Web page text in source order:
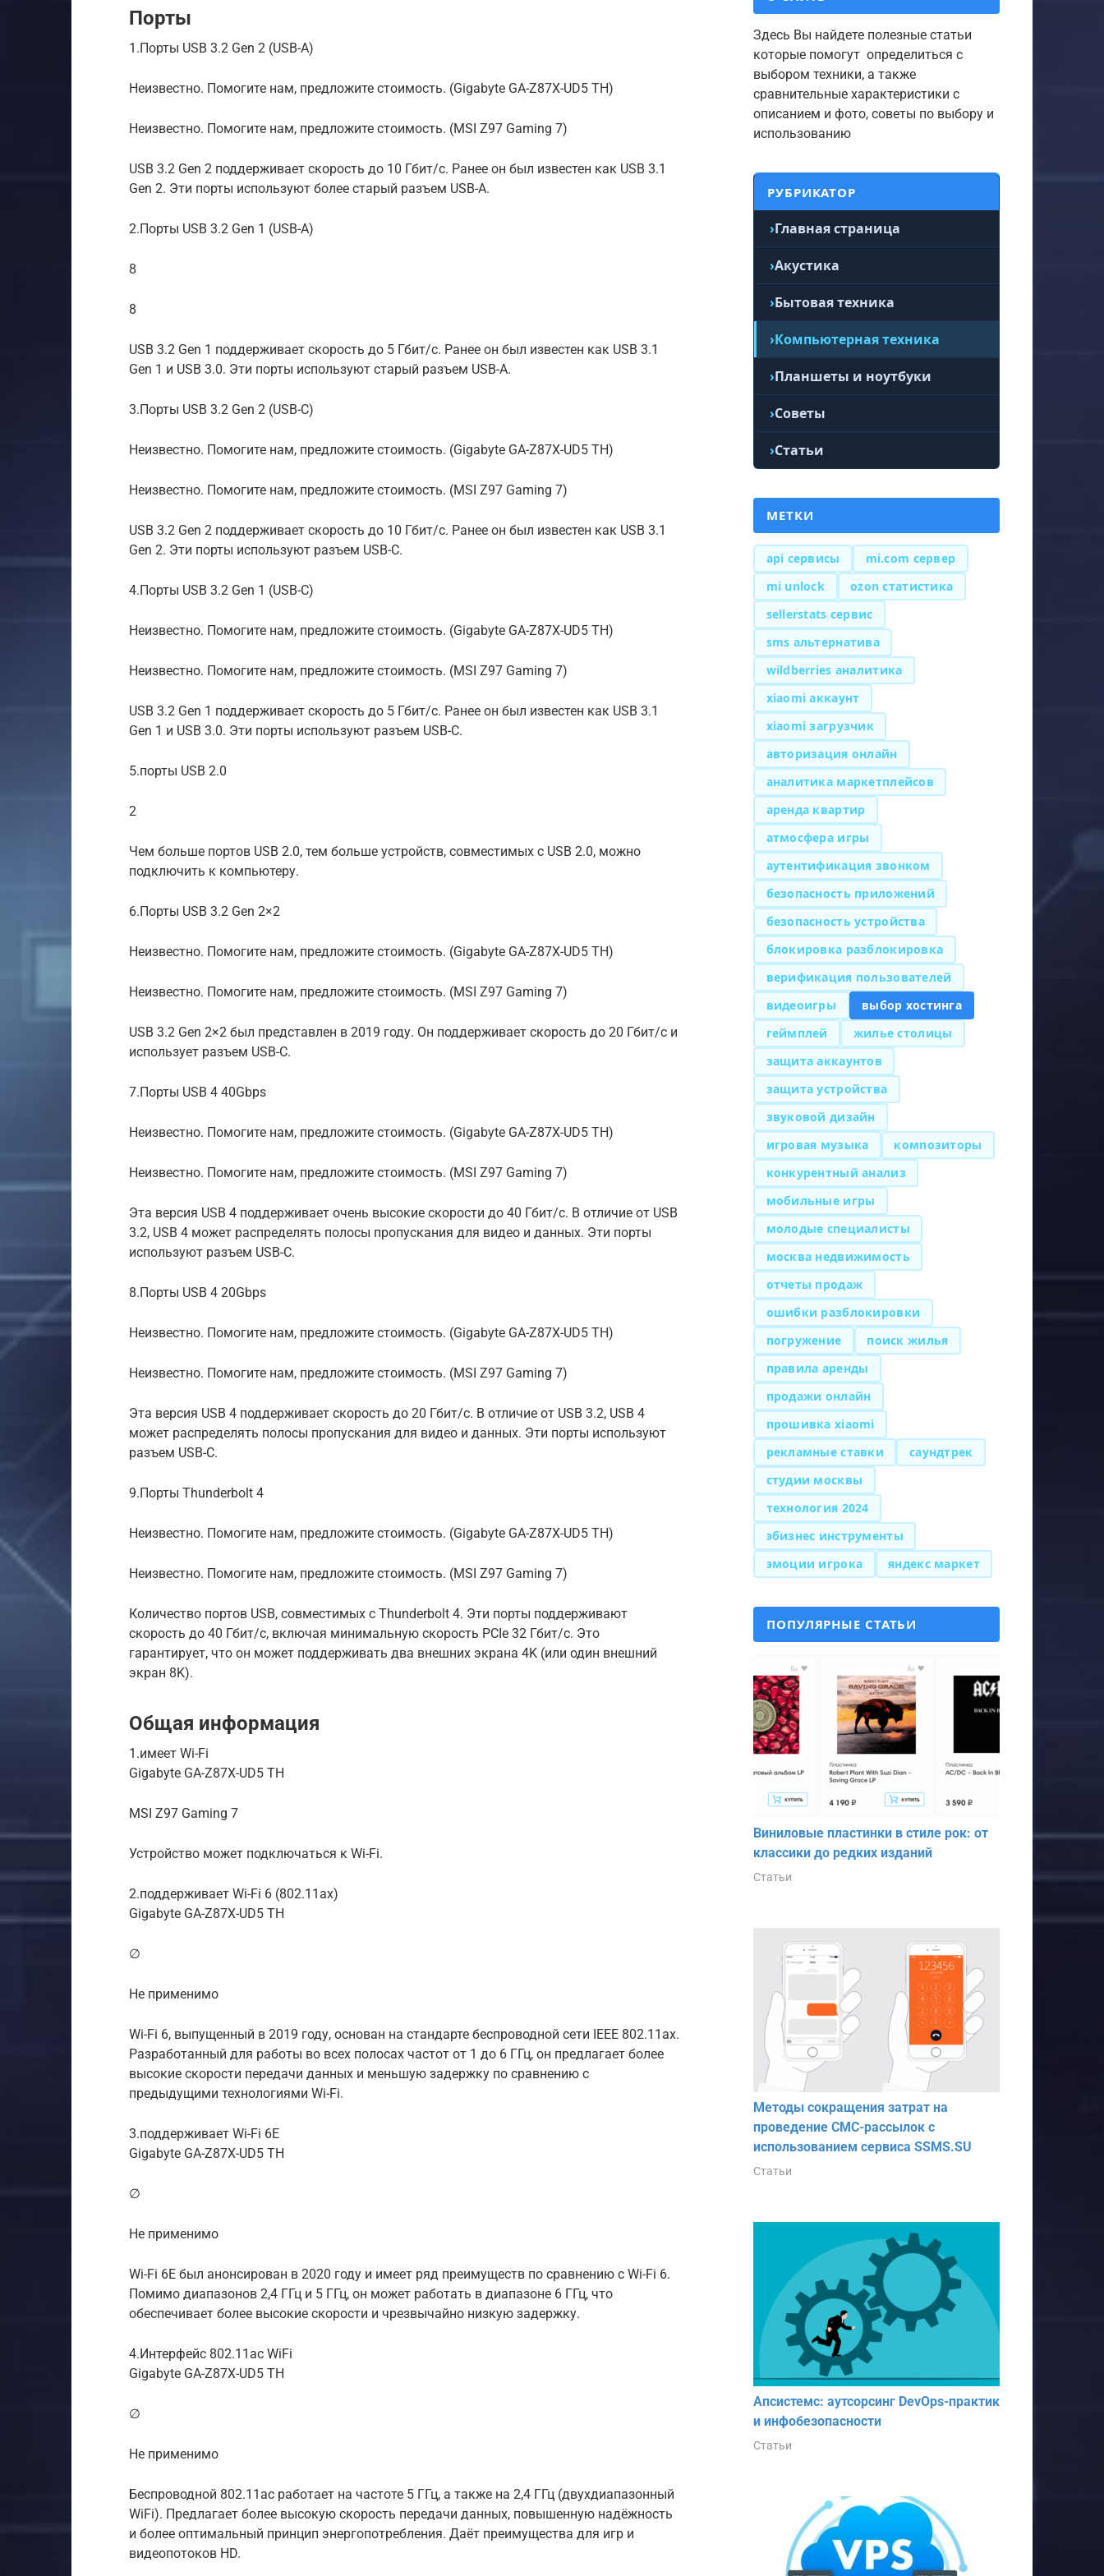
Порты
1.Порты USB 3.2 Gen 2 (USB-A)
Неизвестно. Помогите нам, предложите стоимость. (Gigabyte GA-Z87X-UD5 TH)
Неизвестно. Помогите нам, предложите стоимость. (MSI Z97 Gaming 7)
USB 3.2 Gen 2 поддерживает скорость до 10 Гбит/с. Ранее он был известен как USB 3.1
Gen 2. Эти порты используют более старый разъем USB-A.
2.Порты USB 3.2 Gen 1 (USB-A)
8
8
USB 3.2 Gen 1 поддерживает скорость до 5 Гбит/с. Ранее он был известен как USB 3.1
Gen 1 и USB 3.0. Эти порты используют старый разъем USB-A.
3.Порты USB 3.2 Gen 2 (USB-C)
Неизвестно. Помогите нам, предложите стоимость. (Gigabyte GA-Z87X-UD5 TH)
Неизвестно. Помогите нам, предложите стоимость. (MSI Z97 Gaming 7)
USB 3.2 Gen 2 поддерживает скорость до 10 Гбит/с. Ранее он был известен как USB 3.1
Gen 2. Эти порты используют разъем USB-C.
4.Порты USB 3.2 Gen 1 (USB-C)
Неизвестно. Помогите нам, предложите стоимость. (Gigabyte GA-Z87X-UD5 TH)
Неизвестно. Помогите нам, предложите стоимость. (MSI Z97 Gaming 7)
USB 3.2 Gen 1 поддерживает скорость до 5 Гбит/с. Ранее он был известен как USB 3.1
Gen 1 и USB 3.0. Эти порты используют разъем USB-C.
5.порты USB 2.0
2
Чем больше портов USB 2.0, тем больше устройств, совместимых с USB 2.0, можно
подключить к компьютеру.
6.Порты USB 3.2 Gen 2×2
Неизвестно. Помогите нам, предложите стоимость. (Gigabyte GA-Z87X-UD5 TH)
Неизвестно. Помогите нам, предложите стоимость. (MSI Z97 Gaming 7)
USB 3.2 Gen 2×2 был представлен в 2019 году. Он поддерживает скорость до 20 Гбит/с и
использует разъем USB-C.
7.Порты USB 4 40Gbps
Неизвестно. Помогите нам, предложите стоимость. (Gigabyte GA-Z87X-UD5 TH)
Неизвестно. Помогите нам, предложите стоимость. (MSI Z97 Gaming 7)
Эта версия USB 4 поддерживает очень высокие скорости до 40 Гбит/с. В отличие от USB
3.2, USB 4 может распределять полосы пропускания для видео и данных. Эти порты
используют разъем USB-C.
8.Порты USB 4 20Gbps
Неизвестно. Помогите нам, предложите стоимость. (Gigabyte GA-Z87X-UD5 TH)
Неизвестно. Помогите нам, предложите стоимость. (MSI Z97 Gaming 7)
Эта версия USB 4 поддерживает скорость до 20 Гбит/с. В отличие от USB 3.2, USB 4
может распределять полосы пропускания для видео и данных. Эти порты используют
разъем USB-C.
9.Порты Thunderbolt 4
Неизвестно. Помогите нам, предложите стоимость. (Gigabyte GA-Z87X-UD5 TH)
Неизвестно. Помогите нам, предложите стоимость. (MSI Z97 Gaming 7)
Количество портов USB, совместимых с Thunderbolt 4. Эти порты поддерживают
скорость до 40 Гбит/с, включая минимальную скорость PCIe 32 Гбит/с. Это
гарантирует, что он может поддерживать два внешних экрана 4K (или один внешний
экран 8K).
Общая информация
1.имеет Wi-Fi
Gigabyte GA-Z87X-UD5 TH
MSI Z97 Gaming 7
Устройство может подключаться к Wi-Fi.
2.поддерживает Wi-Fi 6 (802.11ax)
Gigabyte GA-Z87X-UD5 TH
∅
Не применимо
Wi-Fi 6, выпущенный в 2019 году, основан на стандарте беспроводной сети IEEE 802.11ax.
Разработанный для работы во всех полосах частот от 1 до 6 ГГц, он предлагает более
высокие скорости передачи данных и меньшую задержку по сравнению с
предыдущими технологиями Wi-Fi.
3.поддерживает Wi-Fi 6E
Gigabyte GA-Z87X-UD5 TH
∅
Не применимо
Wi-Fi 6E был анонсирован в 2020 году и имеет ряд преимуществ по сравнению с Wi-Fi 6.
Помимо диапазонов 2,4 ГГц и 5 ГГц, он может работать в диапазоне 6 ГГц, что
обеспечивает более высокие скорости и чрезвычайно низкую задержку.
4.Интерфейс 802.11ac WiFi
Gigabyte GA-Z87X-UD5 TH
∅
Не применимо
Беспроводной 802.11ac работает на частоте 5 ГГц, а также на 2,4 ГГц (двухдиапазонный
WiFi). Предлагает более высокую скорость передачи данных, повышенную надёжность
и более оптимальный принцип энергопотребления. Даёт преимущества для игр и
видеопотоков HD.
Здесь Вы найдете полезные статьи
которые помогут определиться с
выбором техники, а также
сравнительные характеристики с
описанием и фото, советы по выбору и
использованию
РУБРИКАТОР
Главная страница
Акустика
Бытовая техника
Компьютерная техника
Планшеты и ноутбуки
Советы
Статьи
МЕТКИ
api сервисы
mi.com сервер
mi unlock
ozon статистика
sellerstats сервис
sms альтернатива
wildberries аналитика
xiaomi аккаунт
xiaomi загрузчик
авторизация онлайн
аналитика маркетплейсов
аренда квартир
атмосфера игры
аутентификация звонком
безопасность приложений
безопасность устройства
блокировка разблокировка
верификация пользователей
видеоигры
выбор хостинга
геймплей
жилье столицы
защита аккаунтов
защита устройства
звуковой дизайн
игровая музыка
композиторы
конкурентный анализ
мобильные игры
молодые специалисты
москва недвижимость
отчеты продаж
ошибки разблокировки
погружение
поиск жилья
правила аренды
продажи онлайн
прошивка xiaomi
рекламные ставки
саундтрек
студии москвы
технология 2024
эбизнес инструменты
эмоции игрока
яндекс маркет
ПОПУЛЯРНЫЕ СТАТЬИ
Виниловые пластинки в стиле рок: от
классики до редких изданий
Статьи
Методы сокращения затрат на
проведение СМС-рассылок с
использованием сервиса SSMS.SU
Статьи
Апсистемс: аутсорсинг DevOps-практик
и инфобезопасности
Статьи